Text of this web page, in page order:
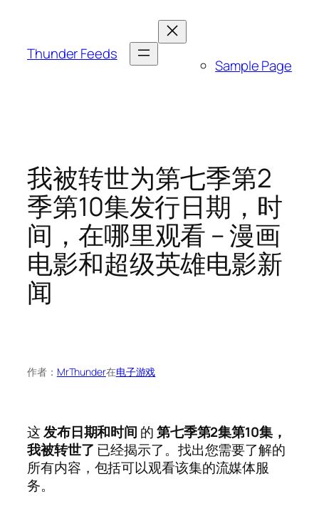
Thunder Feeds
Sample Page
我被转世为第七季第2
季第10集发行日期，时
间，在哪里观看 – 漫画
电影和超级英雄电影新
闻
作者： MrThunder在电子游戏
这发布日期和时间 的第七季第2集第10集，
我被转世了 已经揭示了。找出您需要了解的
所有内容，包括可以观看该集的流媒体服
务。